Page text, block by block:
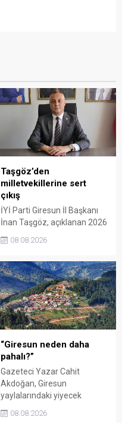
Taşgöz’den
milletvekillerine sert
çıkış
İYİ Parti Giresun İl Başkanı
İnan Taşgöz, açıklanan 2026
yılı fındık alım fiyatı
üzerinden iktidar
eleştirdi. Taşgöz, üreticinin
emeğinin karşılığını
alamadığını savunarak,
Giresun milletvekillerini
sessiz kalmakla suçladı.
08.08.2026
“Giresun neden daha
pahalı?”
Gazeteci Yazar Cahit
Akdoğan, Giresun
yaylalarındaki yiyecek
fiyatlarının çevre illere göre
belirgin biçimde yüksek
08.08.2026